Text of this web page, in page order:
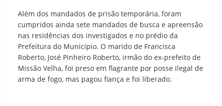
Além dos mandados de prisão temporária, foram
cumpridos ainda sete mandados de busca e apreensão
nas residências dos investigados e no prédio da
Prefeitura do Município. O marido de Francisca
Roberto, José Pinheiro Roberto, irmão do ex-prefeito de
Missão Velha, foi preso em flagrante por posse ilegal de
arma de fogo, mas pagou fiança e foi liberado.